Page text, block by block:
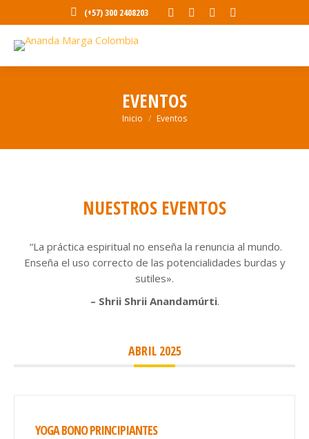
(+57) 300 2408203
Abrir
una
ventana/pestaña
Abrir
una
Abrir
una una
EVENTOS
Estás aquí:
Inicio Eventos
NUESTROS EVENTOS
“La práctica espiritual no enseña la renuncia al mundo.
Enseña el uso correcto de las potencialidades burdas y
sutiles».
– Shrii Shrii Anandamúrti.
ABRIL 2025
YOGA BONO PRINCIPIANTES